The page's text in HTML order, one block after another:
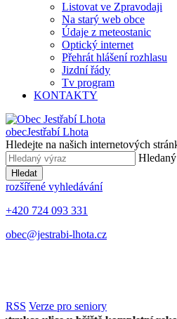
Listovat ve Zpravodaji
Na starý web obce
Údaje z meteostanic
Optický internet
Přehrát hlášení rozhlasu
Jizdní řády
Tv program
KONTAKTY
obecJestřabí Lhota
Hledejte na našich internetových
Hledat
rozšířené vyhledávání
+420 724 093 331
obec@jestrabi-lhota.cz
RSS Verze pro seniory